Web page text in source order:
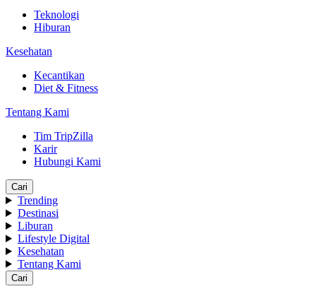
Teknologi
Hiburan
Kesehatan
Kecantikan
Diet & Fitness
Tentang Kami
Tim TripZilla
Karir
Hubungi Kami
Cari
Trending
Destinasi
Liburan
Lifestyle Digital
Kesehatan
Tentang Kami
Cari